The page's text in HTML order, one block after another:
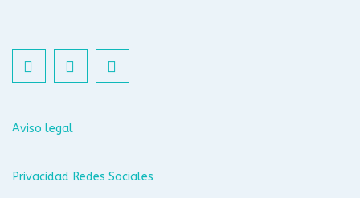
Aviso legal
Privacidad Redes Sociales